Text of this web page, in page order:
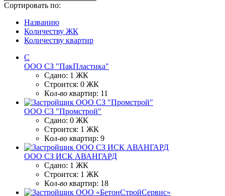
Сортировать по:
Названию
Количеству ЖК
Количеству квартир
С
ООО СЗ "ПакПластика"
Сдано: 1 ЖК
Строится: 0 ЖК
Кол-во квартир: 11
ООО СЗ "Промстрой"
Сдано: 0 ЖК
Строится: 1 ЖК
Кол-во квартир: 9
ООО СЗ ИСК АВАНГАРД
Сдано: 1 ЖК
Строится: 1 ЖК
Кол-во квартир: 18